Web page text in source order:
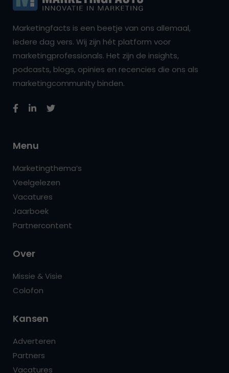
Marketingfacts is een beetje van ons allemaal,
iedere dag vers. Wij zijn hét platform voor
marketingprofessionals. Het zijn de insights,
podcasts, blogs, opinies en recencies die ons als
marketingcommunity binden.
Menu
Marketingthema’s
Veelgelezen
Vacatures
Jaarboek
Partnercontent
Over
Missie & Visie
Colofon
Kansen
Adverteren
Partners
Vacatures